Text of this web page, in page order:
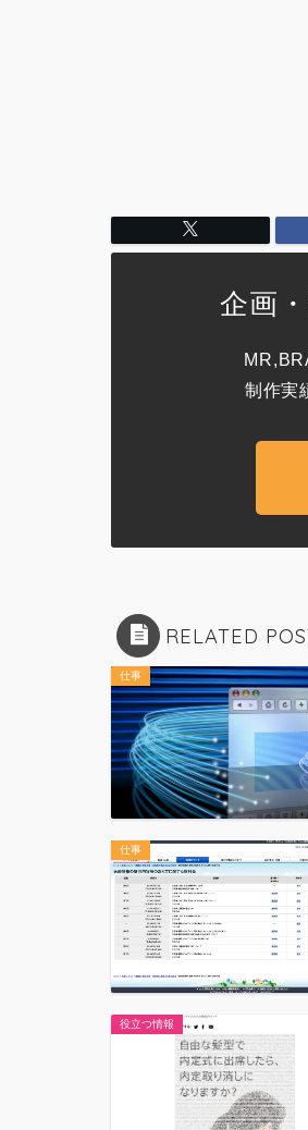
企画
制作実
RELATED
仕事
仕事
役立つ情報